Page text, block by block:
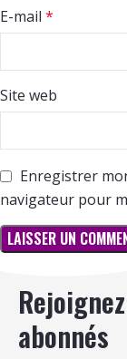
E-mail *
Site web
Enregistrer
navigateur pour
abonnés